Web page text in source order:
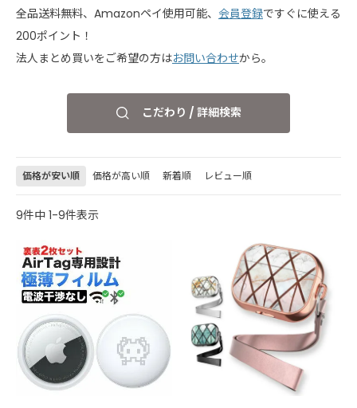
全品送料無料、Amazonペイ使用可能、 会員登録ですぐに使える
200ポイント！
法人まとめ買いをご希望の方はお問い合わせから。
こだわり / 詳細検索
価格が安い順 価格が高い順 新着順 レビュー順
9件中 1-9件表示